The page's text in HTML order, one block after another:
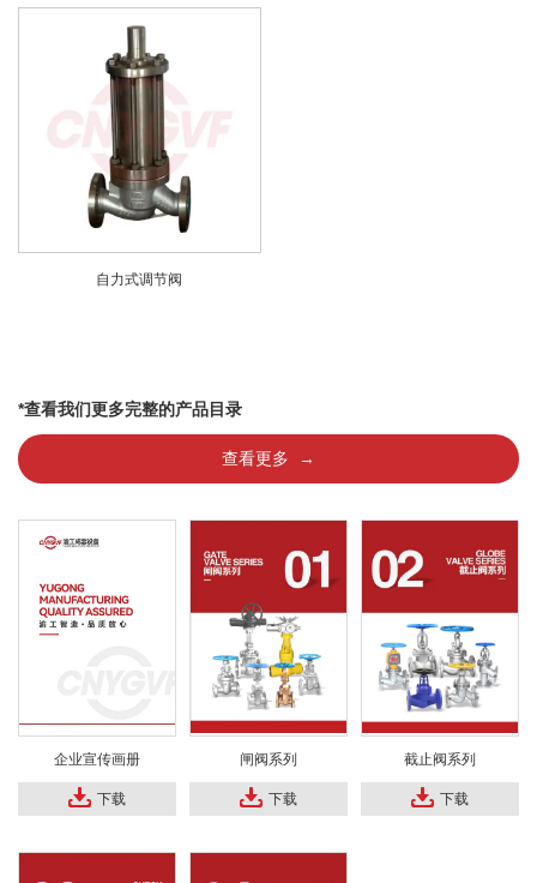
自力式调节阀
*查看我们更多完整的产品目录
查看更多 →
企业宣传画册
下载
闸阀系列
下载
截止阀系列
下载